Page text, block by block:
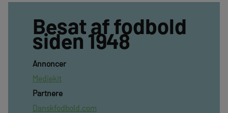
Besat af fodbold
siden 1948
Annoncer
Mediekit
Partnere
Danskfodbold.com